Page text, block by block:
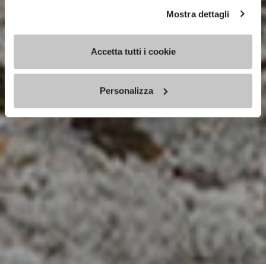
Mostra dettagli
Accetta tutti i cookie
Personalizza